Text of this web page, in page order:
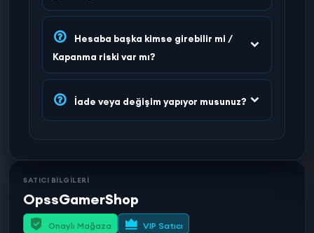
Hesaba başka kimse girebilir mi /
Kapanma riski var mı?
İade veya değişim yapıyor musunuz?
SATICI BİLGİLERİ
OpssGamerShop
Onaylı Mağaza VIP Satıcı